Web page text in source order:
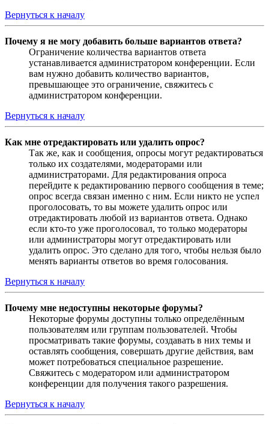
Вернуться к началу
Почему я не могу добавить больше вариантов ответа?
Ограничение количества вариантов ответа
устанавливается администратором конференции. Если
вам нужно добавить количество вариантов,
превышающее это ограничение, свяжитесь с
администратором конференции.
Вернуться к началу
Как мне отредактировать или удалить опрос?
Так же, как и сообщения, опросы могут редактироваться
только их создателями, модераторами или
администраторами. Для редактирования опроса
перейдите к редактированию первого сообщения в теме;
опрос всегда связан именно с ним. Если никто не успел
проголосовать, то вы можете удалить опрос или
отредактировать любой из вариантов ответа. Однако
если кто-то уже проголосовал, то только модераторы
или администраторы могут отредактировать или
удалить опрос. Это сделано для того, чтобы нельзя было
менять варианты ответов во время голосования.
Вернуться к началу
Почему мне недоступны некоторые форумы?
Некоторые форумы доступны только определённым
пользователям или группам пользователей. Чтобы
просматривать такие форумы, создавать в них темы и
оставлять сообщения, совершать другие действия, вам
может потребоваться специальное разрешение.
Свяжитесь с модератором или администратором
конференции для получения такого разрешения.
Вернуться к началу